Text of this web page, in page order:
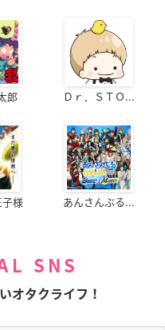
郎 Ｄｒ．ＳＴＯ...
様 あんさんぶる...
SNS
オタクライフ！